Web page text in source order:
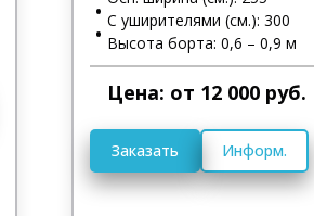
С уширителями (см.): 300
Высота борта: 0,6 – 0,9 м
Цена: от 12 000 руб.
Заказать Информ.